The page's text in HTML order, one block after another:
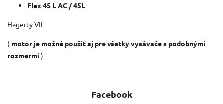
Flex 45 L AC / 45L
Hagerty VII
( motor je možné použiť aj pre všetky vysávače s podobnými
rozmermi)
Facebook